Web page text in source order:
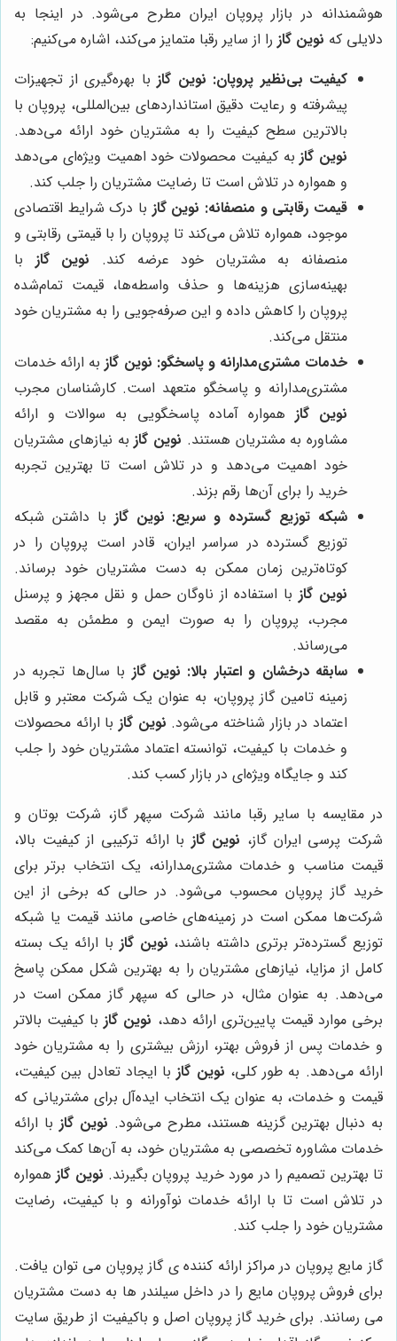
هوشمندانه در بازار پروپان ایران مطرح می‌شود. در اینجا به
دلایلی که نوین گاز را از سایر رقبا متمایز می‌کند، اشاره می‌کنیم:
کیفیت بی‌نظیر پروپان: نوین گاز با بهره‌گیری از تجهیزات
پیشرفته و رعایت دقیق استانداردهای بین‌المللی، پروپان با
بالاترین سطح کیفیت را به مشتریان خود ارائه می‌دهد.
نوین گاز به کیفیت محصولات خود اهمیت ویژه‌ای می‌دهد
و همواره در تلاش است تا رضایت مشتریان را جلب کند.
قیمت رقابتی و منصفانه: نوین گاز با درک شرایط اقتصادی
موجود، همواره تلاش می‌کند تا پروپان را با قیمتی رقابتی و
منصفانه به مشتریان خود عرضه کند. نوین گاز با
بهینه‌سازی هزینه‌ها و حذف واسطه‌ها، قیمت تمام‌شده
پروپان را کاهش داده و این صرفه‌جویی را به مشتریان خود
منتقل می‌کند.
خدمات مشتری‌مدارانه و پاسخگو: نوین گاز به ارائه خدمات
مشتری‌مدارانه و پاسخگو متعهد است. کارشناسان مجرب
نوین گاز همواره آماده پاسخگویی به سوالات و ارائه
مشاوره به مشتریان هستند. نوین گاز به نیازهای مشتریان
خود اهمیت می‌دهد و در تلاش است تا بهترین تجربه
خرید را برای آن‌ها رقم بزند.
شبکه توزیع گسترده و سریع: نوین گاز با داشتن شبکه
توزیع گسترده در سراسر ایران، قادر است پروپان را در
کوتاه‌ترین زمان ممکن به دست مشتریان خود برساند.
نوین گاز با استفاده از ناوگان حمل و نقل مجهز و پرسنل
مجرب، پروپان را به صورت ایمن و مطمئن به مقصد
می‌رساند.
سابقه درخشان و اعتبار بالا: نوین گاز با سال‌ها تجربه در
زمینه تامین گاز پروپان، به عنوان یک شرکت معتبر و قابل
اعتماد در بازار شناخته می‌شود. نوین گاز با ارائه محصولات
و خدمات با کیفیت، توانسته اعتماد مشتریان خود را جلب
کند و جایگاه ویژه‌ای در بازار کسب کند.
در مقایسه با سایر رقبا مانند شرکت سپهر گاز، شرکت بوتان و
شرکت پرسی ایران گاز، نوین گاز با ارائه ترکیبی از کیفیت بالا،
قیمت مناسب و خدمات مشتری‌مدارانه، یک انتخاب برتر برای
خرید گاز پروپان محسوب می‌شود. در حالی که برخی از این
شرکت‌ها ممکن است در زمینه‌های خاصی مانند قیمت یا شبکه
توزیع گسترده‌تر برتری داشته باشند، نوین گاز با ارائه یک بسته
کامل از مزایا، نیازهای مشتریان را به بهترین شکل ممکن پاسخ
می‌دهد. به عنوان مثال، در حالی که سپهر گاز ممکن است در
برخی موارد قیمت پایین‌تری ارائه دهد، نوین گاز با کیفیت بالاتر
و خدمات پس از فروش بهتر، ارزش بیشتری را به مشتریان خود
ارائه می‌دهد. به طور کلی، نوین گاز با ایجاد تعادل بین کیفیت،
قیمت و خدمات، به عنوان یک انتخاب ایده‌آل برای مشتریانی که
به دنبال بهترین گزینه هستند، مطرح می‌شود. نوین گاز با ارائه
خدمات مشاوره تخصصی به مشتریان خود، به آن‌ها کمک می‌کند
تا بهترین تصمیم را در مورد خرید پروپان بگیرند. نوین گاز همواره
در تلاش است تا با ارائه خدمات نوآورانه و با کیفیت، رضایت
مشتریان خود را جلب کند.
گاز مایع پروپان در مراکز ارائه کننده ی گاز پروپان می توان یافت.
برای فروش پروپان مایع را در داخل سیلندر ها به دست مشتریان
می رسانند. برای خرید گاز پروپان اصل و باکیفیت از طریق سایت